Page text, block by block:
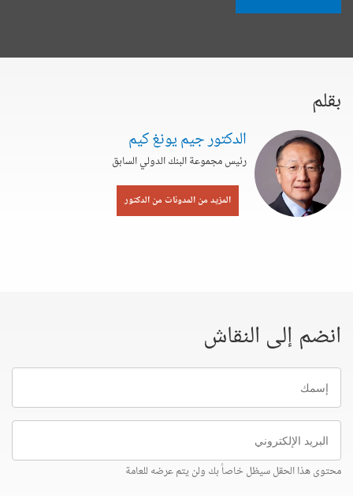
بقلم
الدكتور جيم يونغ كيم
رئيس مجموعة البنك الدولي السابق
المزيد من المدونات من الدكتور
انضم إلى النقاش
إسمك
البريد
الإلكتروني
محتوى هذا الحقل سيظل خاصاً بك ولن يتم عرضه للعامة